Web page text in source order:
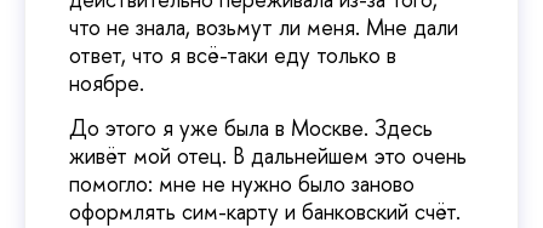
что не знала, возьмут ли меня. Мне дали
ответ, что я всё-таки еду только в
ноябре.
До этого я уже была в Москве. Здесь
живёт мой отец. В дальнейшем это очень
помогло: мне не нужно было заново
оформлять сим-карту и банковский счёт.